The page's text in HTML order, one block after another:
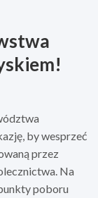
by wesprzeć
przez
Na
poboru